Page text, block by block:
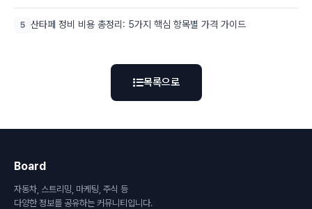
5 산타페 정비 비용 총정리: 5가지 핵심 항목별 가격 가이드
목록으로
Board
자동차, 스트리밍, 마케팅, 주식 등
다양한 정보를 공유하는 커뮤니티입니다.